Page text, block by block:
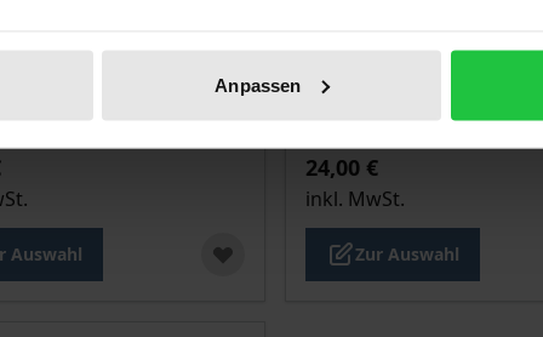
Anpassen
und
Auswahl
Antike Epik
24,00 €
inkl. MwSt.
Zur Auswahl